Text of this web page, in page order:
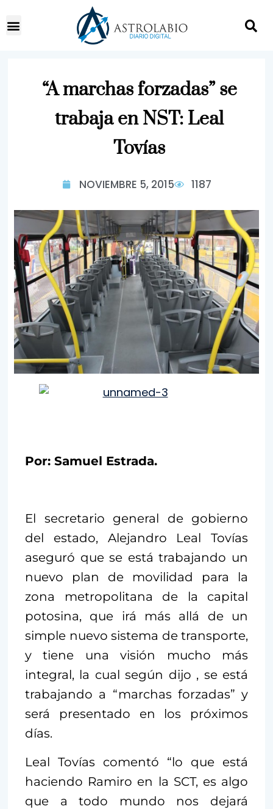
“A marchas forzadas” se
trabaja en NST: Leal
Tovías
NOVIEMBRE 5, 2015 1187
Por: Samuel Estrada.
El secretario general de gobierno
del estado, Alejandro Leal Tovías
aseguró que se está trabajando un
nuevo plan de movilidad para la
zona metropolitana de la capital
potosina, que irá más allá de un
simple nuevo sistema de transporte,
y tiene una visión mucho más
integral, la cual según dijo , se está
trabajando a “marchas forzadas” y
será presentado en los próximos
días.
Leal Tovías comentó “lo que está
haciendo Ramiro en la SCT, es algo
que a todo mundo nos dejará